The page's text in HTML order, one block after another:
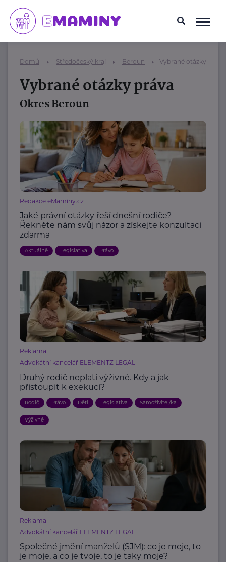
Domů Středočeský kraj Beroun Vybrané otázky práva
Vybrané otázky práva
Okres Beroun
Redakce eMaminy.cz
Jaké právní otázky řeší dnešní rodiče?
Řekněte nám svůj názor a získejte konzultaci
zdarma
Aktuálně Legislativa Právo
Reklama
Advokátní kancelář ELEMENTZ LEGAL
Druhý rodič neplatí výživné. Kdy a jak
přistoupit k exekuci?
Rodič Právo Děti Legislativa Samoživitel/ka
Výživné
Reklama
Advokátní kancelář ELEMENTZ LEGAL
Společné jmění manželů (SJM): co je moje, to
je moje, a co je tvoje, to je taky moje?